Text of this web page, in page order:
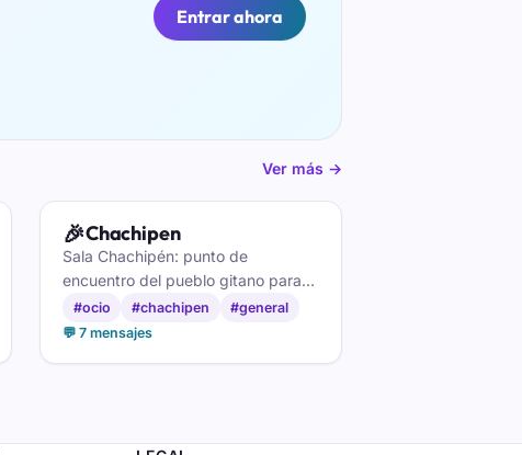
Entrar ahora
Ver más →
🎉Chachipen
Sala Chachipén: punto de
encuentro del pueblo gitano para
compartir arte, flamenco y charla
cercana entre gente con raíces
#ocio #chachipen
#general
💬 7 mensajes